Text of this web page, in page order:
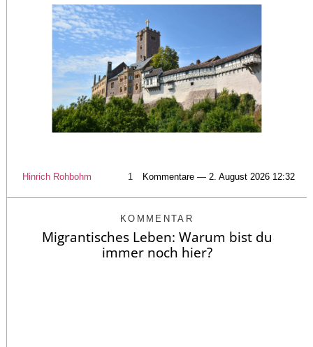
Hinrich Rohbohm 1 Kommentare — 2. August 2026 12:32
KOMMENTAR
Migrantisches Leben: Warum bist du
immer noch hier?